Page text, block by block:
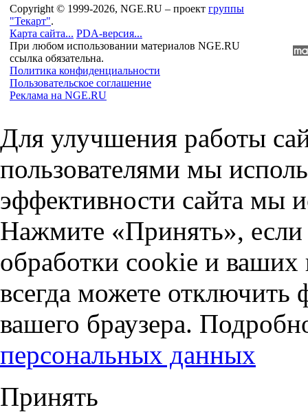
Copyright © 1999-2026, NGE.RU – проект группы
"Текарт".
Карта сайта... PDA-версия...
При любом использовании материалов NGE.RU
ссылка обязательна.
Политика конфиденциальности
Пользовательское соглашение
Реклама на NGE.RU
Для улучшения работы
пользователями мы
эффективности сайта мы
Нажмите «Принять», если
обработки cookie и
всегда можете отключить
вашего браузера.
персональных данных
Принять